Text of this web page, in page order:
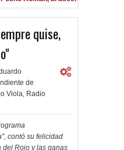
quise,
de
Viola, Radio
contó su felicidad
del Rojo y las ganas